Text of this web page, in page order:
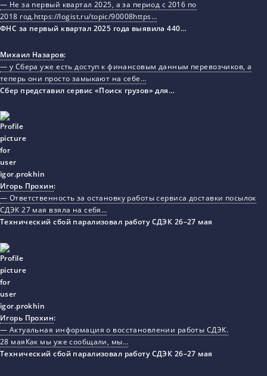
— Не за первый квартал 2025, а за период с 2016 по
2018 год.https://logist.ru/topic/90008https…
ФНС за первый квартал 2025 года выявила 440…
Михаил Назаров:
— у Сбера уже есть доступ к финансовым данным перевозчиков, а
теперь они просто замыкают на себе…
Сбер представил сервис «Поиск грузов» для…
Игорь Прохин:
— Ответственность за остановку работы сервиса доставки посылок
СДЭК 27 мая взяла на себя…
Технический сбой парализовал работу СДЭК 26–27 мая
Игорь Прохин:
— Актуальная информация о восстановлении работы СДЭК.
28 маяКак мы уже сообщали, мы…
Технический сбой парализовал работу СДЭК 26–27 мая